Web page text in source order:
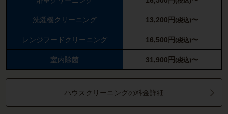
洗濯機クリーニング 13,200円(税込)〜
レンジフードクリーニング 16,500円(税込)〜
室内除菌 31,900円(税込)〜
ハウスクリーニングの料金詳細